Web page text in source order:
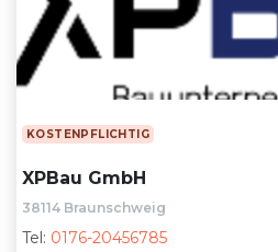
KOSTENPFLICHTIG
XPBau GmbH
38114 Braunschweig
Tel: 0176-20456785